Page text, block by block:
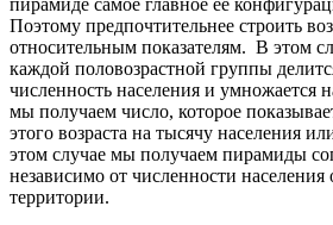
Поэтому предпочтительнее строить
относительным показателям. В этом
каждой половозрастной группы
численность населения и умножается
мы получаем число, которое
этого возраста на тысячу населения
этом случае мы получаем пирамиды
независимо от численности
территории.